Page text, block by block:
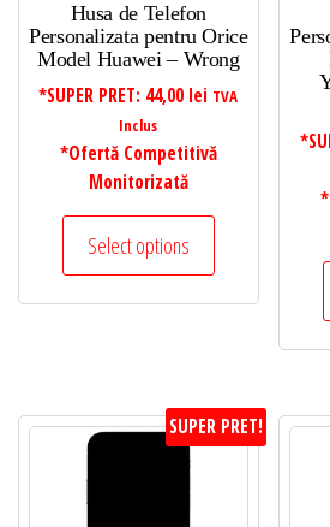
Husa de Telefon
Personalizata pentru Orice
Model Huawei – Wrong
*SUPER PRET: 44,00 lei TVA
Inclus
*Ofertă Competitivă
Monitorizată
Select options
SUPER PRET!